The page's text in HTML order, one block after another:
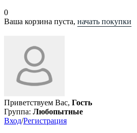
0
Ваша корзина пуста, начать покупки
Приветствуем Вас, Гость
Группа: Любопытные
Вход/Регистрация